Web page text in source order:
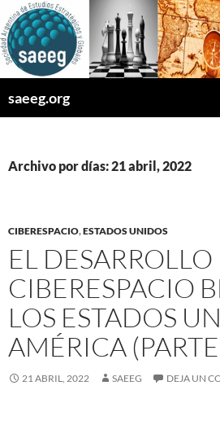
Saltar
al
contenido
saeeg.org
Archivo por días: 21 abril, 2022
CIBERESPACIO,ESTADOS UNIDOS
EL
CIBERESPACIO
LOS ESTADOS
AMÉRICA
21 ABRIL, 2022 SAEEG DEJA UN